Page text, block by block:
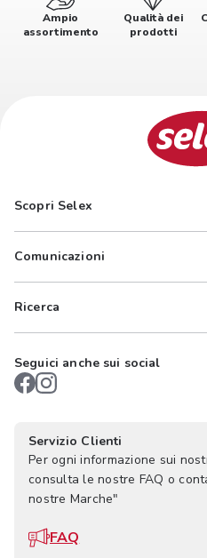
Ampio
assortimento
Qualità dei
prodotti
Scopri Selex
Comunicazioni
Ricerca
Seguici anche sui social
Servizio Clienti
Per ogni informazione sui
consulta le nostre FAQ o
nostre Marche"
FAQ